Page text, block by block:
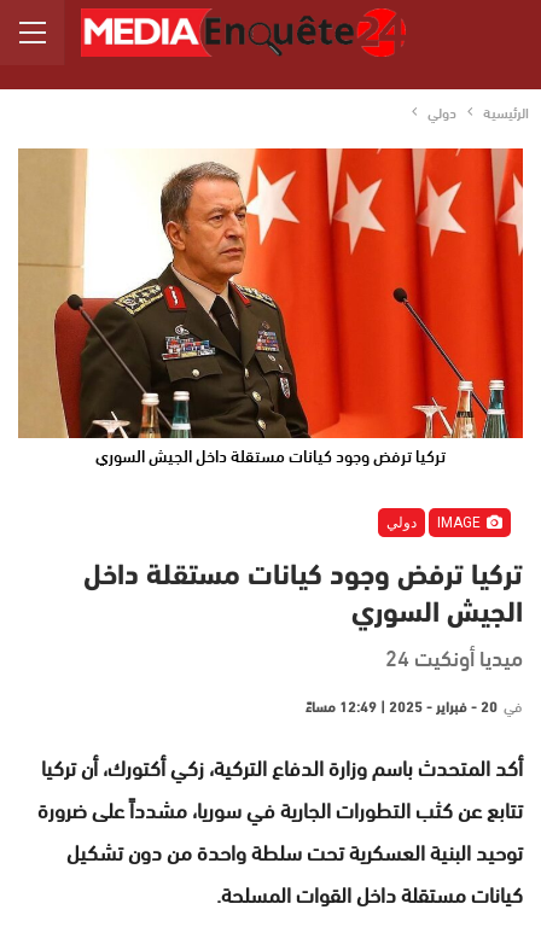
الرئيسية دولي
تركيا ترفض وجود كيانات مستقلة داخل الجيش السوري
دولي
تركيا ترفض وجود كيانات مستقلة داخل
الجيش السوري
ميديا أونكيت 24
في 20 - فبراير - 2025 | 12:49 مساءً
أكد المتحدث باسم وزارة الدفاع التركية، زكي أكتورك، أن تركيا
تتابع عن كثب التطورات الجارية في سوريا، مشدداً على ضرورة
توحيد البنية العسكرية تحت سلطة واحدة من دون تشكيل
كيانات مستقلة داخل القوات المسلحة.